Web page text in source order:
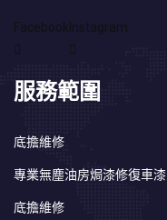
Facebook Instagram
服務範圍
底擔維修
專業無塵油房焗漆修復車漆
底擔維修